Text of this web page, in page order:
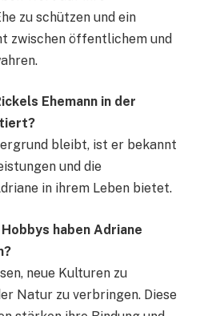
zu schützen und ein
zwischen öffentlichem und
Ehemann in der
bleibt, ist er bekannt
und die
in ihrem Leben bietet.
haben Adriane
neue Kulturen zu
Natur zu verbringen. Diese